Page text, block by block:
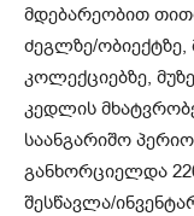
მდებარეობით
ძეგლზე/ობიექტზე,
კოლექციებზე,
კედლის
საანგარიშო
განხორციელდა
შესწავლა/